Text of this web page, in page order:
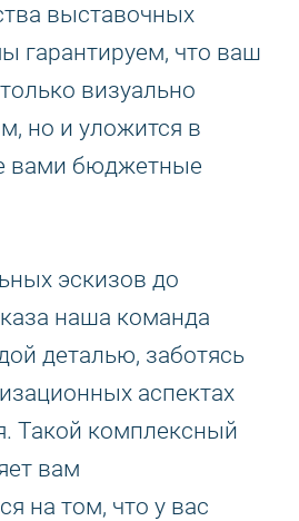
выставочных
гарантируем, что ваш
визуально
но и уложится в
вами бюджетные
эскизов до
наша команда
деталью, заботясь
аспектах
Такой комплексный
вам
на том, что у вас